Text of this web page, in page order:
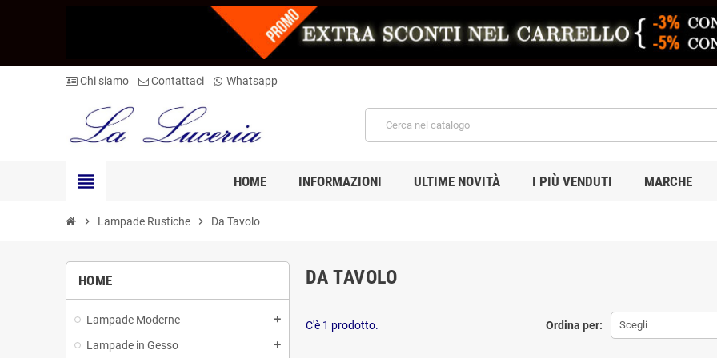
Chi siamo Contattaci Whatsapp
view_headline HOME INFORMAZIONI ULTIME NOVITÀ I PIÙ VENDUTI MARCHE
chevron_right Lampade Rustiche chevron_right Da Tavolo
HOME
Lampade Moderne add
Lampade in Gesso add
DA TAVOLO
Ordina per: Scegli
C'è 1 prodotto.